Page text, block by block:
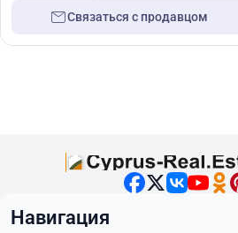
Связаться с продавцом
Навигация